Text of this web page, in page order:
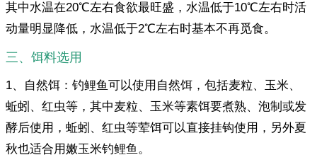
其中水温在20℃左右食欲最旺盛，水温低于10℃左右时活
动量明显降低，水温低于2℃左右时基本不再觅食。
三、饵料选用
1、自然饵：钓鲤鱼可以使用自然饵，包括麦粒、玉米、
蚯蚓、红虫等，其中麦粒、玉米等素饵要煮熟、泡制或发
酵后使用，蚯蚓、红虫等荤饵可以直接挂钩使用，另外夏
秋也适合用嫩玉米钓鲤鱼。